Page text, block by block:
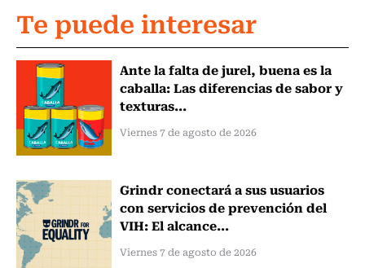
Te puede interesar
Ante la falta de jurel, buena es la
caballa: Las diferencias de sabor y
texturas...
Viernes 7 de agosto de 2026
Grindr conectará a sus usuarios
con servicios de prevención del
VIH: El alcance...
Viernes 7 de agosto de 2026